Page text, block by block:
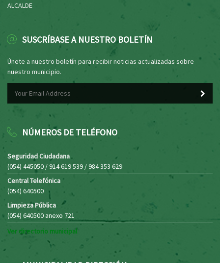
ALCALDE
SUSCRÍBASE A NUESTRO BOLETÍN
Únete a nuestro boletín para recibir noticias actualizadas sobre
nuestro municipio.
NÚMEROS DE TELÉFONO
Seguridad Ciudadana
(054) 445050 / 914 619 539 / 984 353 629
Central Telefónica
(054) 640500
Limpieza Pública
(054) 640500 anexo 721
Ver directorio municipal